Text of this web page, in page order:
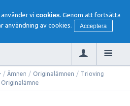
vi cookies. Genom att fortsätta
användning av cookies.
Acceptera
/ Ämnen / Originalämnen / Trioving
Originalämne